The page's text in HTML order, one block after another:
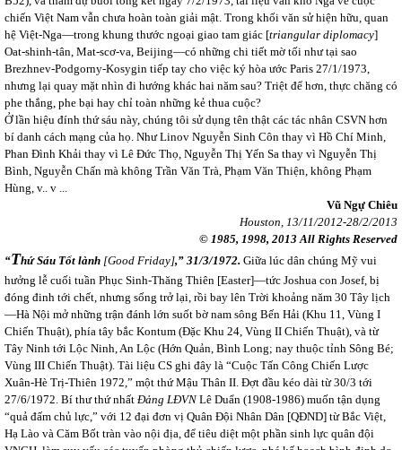
chiến Việt Nam vẫn chưa hoàn toàn giải mật. Trong khối văn sử hiện hữu, quan
hệ Việt-Nga—trong khung thước ngoại giao tam giác [triangular diplomacy]
Oat-shinh-tân, Mat-scơ-va, Beijing—có những chi tiết mờ tối như tại sao
Brezhnev-Podgorny-Kosygin tiếp tay cho việc ký hòa ước Paris 27/1/1973,
nhưng lại quay mặt nhìn đi hướng khác hai năm sau? Triệt để hơn, thực chăng có
phe thắng, phe bại hay chỉ toàn những kẻ thua cuộc?
Ở lần hiệu đính thứ sáu này, chúng tôi sử dụng tên thật các tác nhân CSVN hơn
bí danh cách mạng của họ. Như Linov Nguyễn Sinh Côn thay vì Hồ Chí Minh,
Phan Đình Khải thay vì Lê Đức Thọ, Nguyễn Thị Yến Sa thay vì Nguyễn Thị
Bình, Nguyễn Chấn mà không Trần Văn Trà, Phạm Văn Thiện, không Phạm
Hùng, v.. v ...
Vũ Ngự Chiêu
Houston, 13/11/2012-28/2/2013
© 1985, 1998, 2013 All Rights Reserved
“Thứ Sáu Tốt lành [Good Friday],” 31/3/1972. Giữa lúc dân chúng Mỹ vui
hưởng lễ cuối tuần Phục Sinh-Thăng Thiên [Easter]—tức Joshua con Josef, bị
đóng đinh tới chết, nhưng sống trở lại, rồi bay lên Trời khoảng năm 30 Tây lịch
—Hà Nội mở những trận đánh lớn suốt bờ nam sông Bến Hải (Khu 11, Vùng I
Chiến Thuật), phía tây bắc Kontum (Đặc Khu 24, Vùng II Chiến Thuật), và từ
Tây Ninh tới Lộc Ninh, An Lộc (Hớn Quản, Bình Long; nay thuộc tỉnh Sông Bé;
Vùng III Chiến Thuật). Tài liệu CS ghi đây là “Cuộc Tấn Công Chiến Lược
Xuân-Hè Trị-Thiên 1972,” một thứ Mậu Thân II. Đợt đầu kéo dài từ 30/3 tới
27/6/1972. Bí thư thứ nhất Đảng LĐVN Lê Duẩn (1908-1986) muốn tận dụng
“quả đấm chủ lực,” với 12 đại đơn vị Quân Đội Nhân Dân [QĐND] từ Bắc Việt,
Hạ Lào và Căm Bốt tràn vào nội địa, để tiêu diệt một phần sinh lực quân đội